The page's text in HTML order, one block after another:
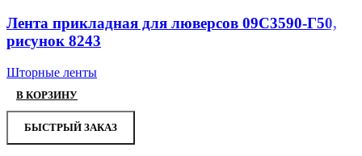
Лента прикладная для люверсов 09С3590-Г50,
рисунок 8243
Шторные ленты
В КОРЗИНУ
БЫСТРЫЙ ЗАКАЗ